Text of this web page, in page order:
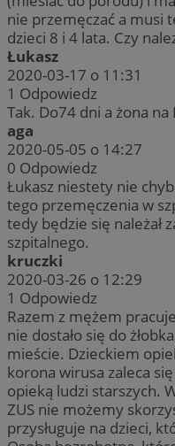
nie przemęczać a musi
dzieci 8 i 4 lata. Czy
Łukasz
2020-03-17 o 11:31
1 Odpowiedz
Tak. Do74 dni a żona na
aga
2020-05-05 o 14:27
0 Odpowiedz
Łukasz niestety nie
tego przemęczenia w
tedy będzie się należał
szpitalnego.
kruczki
2020-03-26 o 12:29
1 Odpowiedz
Razem z mężem
nie dostało się do
mieście. Dzieckiem
korona wirusa zaleca
opieką ludzi starszych.
ZUS nie możemy
przysługuje na dzieci,